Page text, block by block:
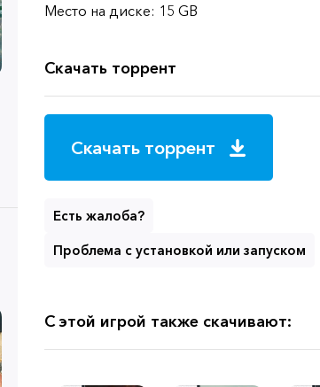
Место на диске: 15 GB
Скачать торрент
Скачать торрент
Есть жалоба?
Проблема с установкой или запуском
С этой игрой также скачивают: